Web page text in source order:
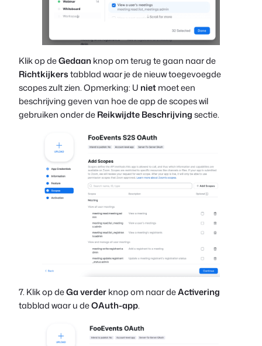
Klik op deGedaanknop om terug te gaan naar de
Richtkijkerstabblad waar je de nieuw toegevoegde
scopes zult zien. Opmerking: U nietmoet een
beschrijving geven van hoe de app de scopes wil
gebruiken onder deReikwijdte Beschrijvingsectie.
7. Klik op deGa verderknop om naar deActivering
tabblad waar u deOAuth-app.